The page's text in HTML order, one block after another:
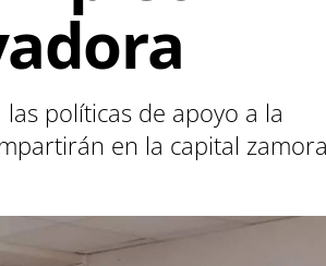
políticas de apoyo a la
en la capital